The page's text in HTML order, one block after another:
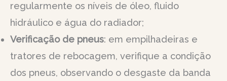
regularmente os níveis de óleo, fluido
hidráulico e água do radiador;
Verificação de pneus: em empilhadeiras e
tratores de rebocagem, verifique a condição
dos pneus, observando o desgaste da banda